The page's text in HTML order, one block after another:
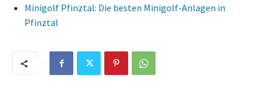
Minigolf Pfinztal: Die besten Minigolf-Anlagen in
Pfinztal